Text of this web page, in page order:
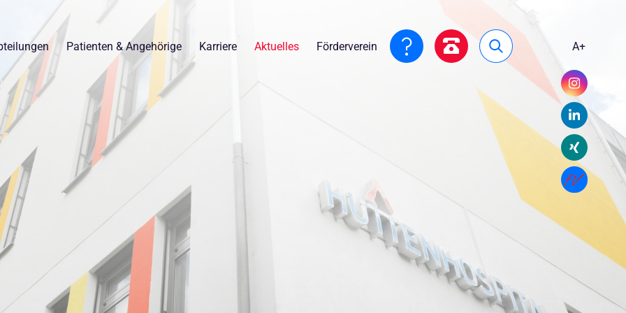
Patienten & Angehörige Karriere Aktuelles Förderverein A+